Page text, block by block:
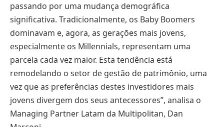
passando por uma mudança demográfica
significativa. Tradicionalmente, os Baby Boomers
dominavam e, agora, as gerações mais jovens,
especialmente os Millennials, representam uma
parcela cada vez maior. Esta tendência está
remodelando o setor de gestão de patrimônio, uma
vez que as preferências destes investidores mais
jovens divergem dos seus antecessores”, analisa o
Managing Partner Latam da Multipolitan, Dan